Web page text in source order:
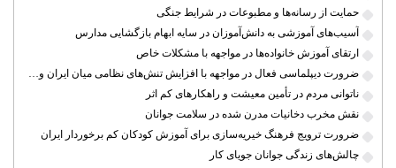
حمایت از رسانه‌ها و مطبوعات در شرایط جنگی
آسیب‌های آموزشی به دانش‌آموزان در سایه ابهام بازگشایی مدارس
ارتقای آموزش خانواده‌ها در مواجهه با مشکلات خاص
ضرورت دیپلماسی فعال در مواجهه با افزایش تنش‌های نظامی میان ایران و آمریکا
ناتوانی مردم در تأمین معیشت و راهکارهای کم اثر
نقش مخرب دخانیات مدرن شده در سلامت جوانان
ضرورت ترویج فرهنگ خیریه‌سازی برای آموزش کودکان کم برخوردار ایران
چالش‌های زندگی جوانان جویای کار